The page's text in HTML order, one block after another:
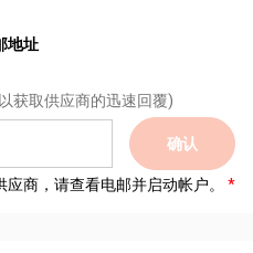
地址
获取供应商的迅速回覆)
确认
商，请查看电邮并启动帐户。